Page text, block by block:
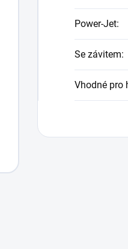
Power-Jet:
Se závitem:
Vhodné pro